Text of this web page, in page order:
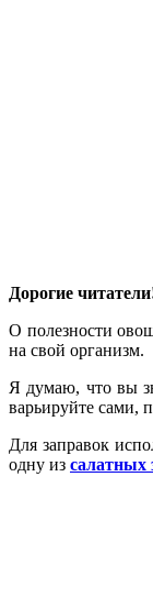
Дорогие
О полезности
на свой организм.
Я думаю, что вы
варьируйте сами,
Для заправок
одну из салатных